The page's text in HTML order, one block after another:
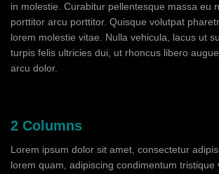
in molestie. Curabitur pellentesque massa eu
porttitor arcu porttitor. Quisque volutpat
lorem molestie vitae. Nulla vehicula, lacus ut
turpis felis ultricies dui, ut rhoncus libero
arcu dolor.
2 Columns
Lorem ipsum dolor sit amet, consectetur
lorem quam, adipiscing condimentum tristique